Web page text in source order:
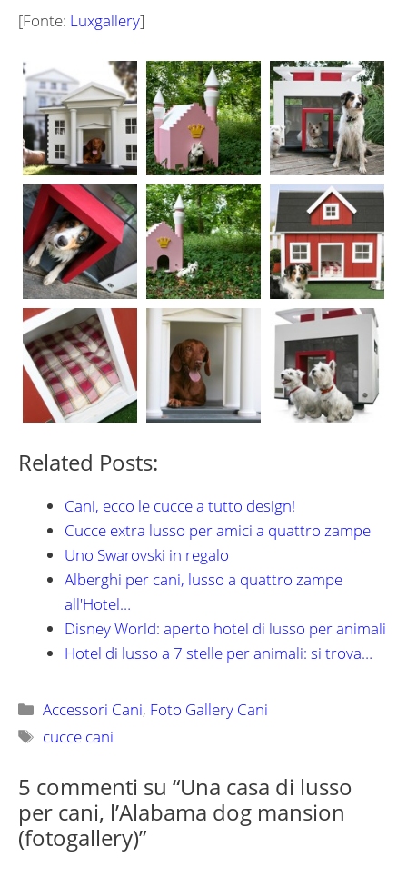
[Fonte: Luxgallery]
Related Posts:
Cani, ecco le cucce a tutto design!
Cucce extra lusso per amici a quattro zampe
Uno Swarovski in regalo
Alberghi per cani, lusso a quattro zampe
all'Hotel…
Disney World: aperto hotel di lusso per animali
Hotel di lusso a 7 stelle per animali: si trova…
Categorie
Accessori Cani, Foto Gallery Cani
Tag
cucce cani
5 commenti su “Una casa di lusso
per cani, l’Alabama dog mansion
(fotogallery)”